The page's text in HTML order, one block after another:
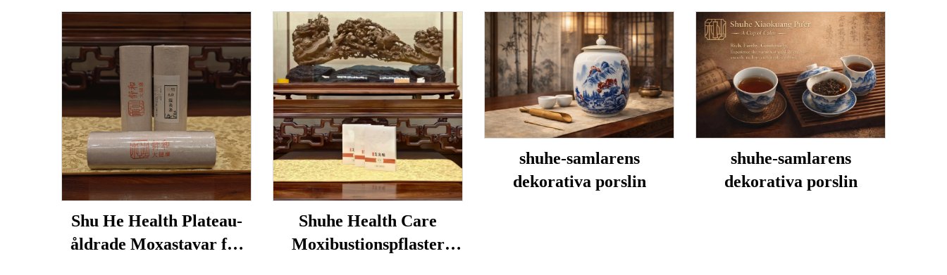
Shu He Health Plateau-
åldrade Moxastavar för
Shuhe Health Care
Moxibustionspflaster
shuhe-samlarens
dekorativa porslin
shuhe-samlarens
dekorativa porslin